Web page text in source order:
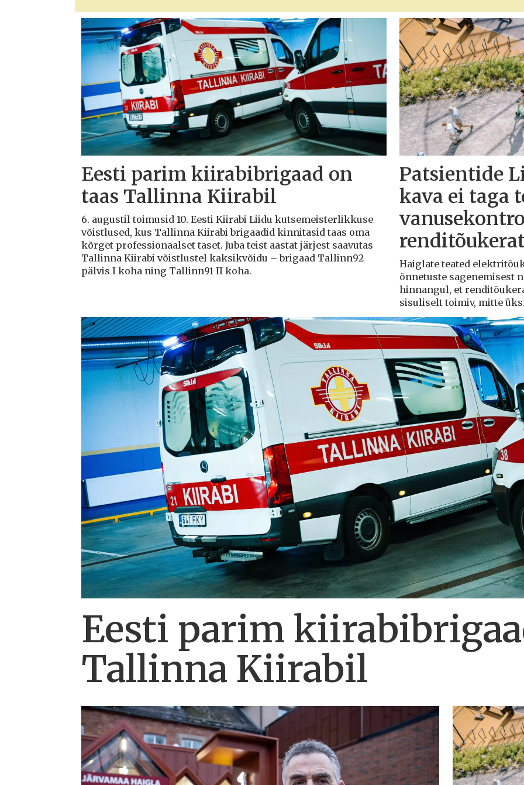
Eesti parim kiirabibrigaad on
taas Tallinna Kiirabil
6. augustil toimusid 10. Eesti Kiirabi Liidu kutsemeisterlikkuse
võistlused, kus Tallinna Kiirabi brigaadid kinnitasid taas oma
kõrget professionaalset taset. Juba teist aastat järjest saavutas
Tallinna Kiirabi võistlustel kaksikvõidu – brigaad Tallinn92
pälvis I koha ning Tallinn91 II koha.
Patsientide
kava ei taga
Haiglate teated
õnnetuste sagenemisest
hinnangul, et
sisuliselt toimiv, mitte
Eesti parim
Tallinna Kiirabil